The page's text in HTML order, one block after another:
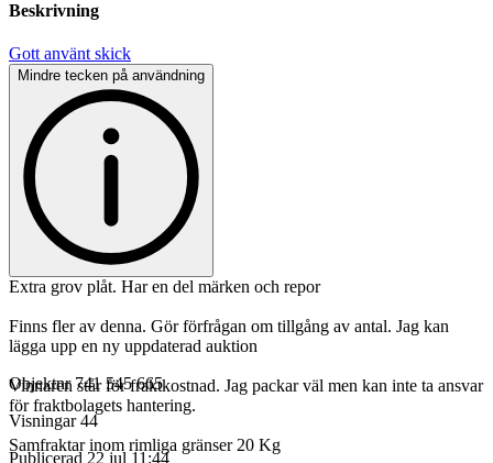
Beskrivning
Gott använt skick
Mindre tecken på användning
Extra grov plåt. Har en del märken och repor
Finns fler av denna. Gör förfrågan om tillgång av antal. Jag kan
lägga upp en ny uppdaterad auktion
Vinnaren står för fraktkostnad. Jag packar väl men kan inte ta ansvar
för fraktbolagets hantering.
Samfraktar inom rimliga gränser 20 Kg
Objektnr 741 545 665
Visningar 44
Publicerad 22 jul 11:44